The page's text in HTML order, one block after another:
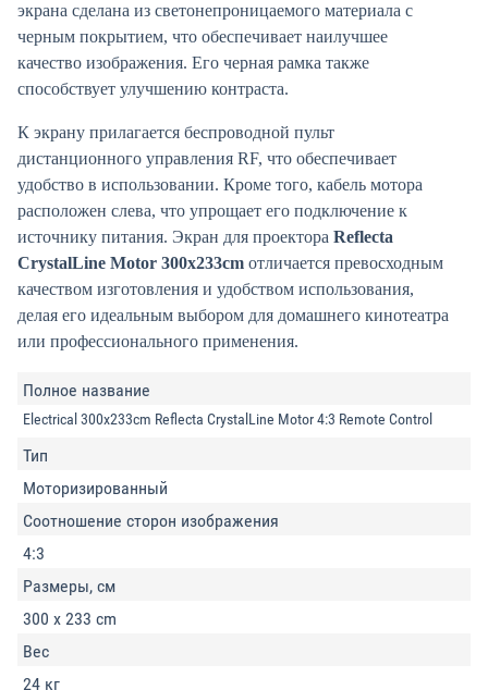
экрана сделана из светонепроницаемого материала с
черным покрытием, что обеспечивает наилучшее
качество изображения. Его черная рамка также
способствует улучшению контраста.
К экрану прилагается беспроводной пульт
дистанционного управления RF, что обеспечивает
удобство в использовании. Кроме того, кабель мотора
расположен слева, что упрощает его подключение к
источнику питания. Экран для проектора Reflecta
CrystalLine Motor 300x233cm отличается превосходным
качеством изготовления и удобством использования,
делая его идеальным выбором для домашнего кинотеатра
или профессионального применения.
Полное название
Electrical 300x233cm Reflecta CrystalLine Motor 4:3 Remote Control
Тип
Моторизированный
Соотношение сторон изображения
4:3
Размеры, см
300 х 233 cm
Вес
24 кг